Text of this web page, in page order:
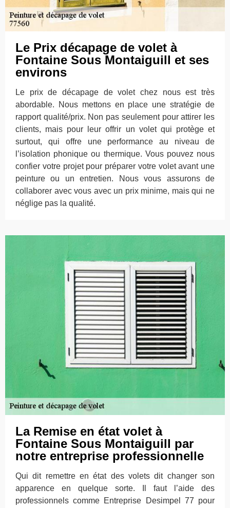
Le Prix décapage de volet à
Fontaine Sous Montaiguill et ses
environs
Le prix de décapage de volet chez nous est très
abordable. Nous mettons en place une stratégie de
rapport qualité/prix. Non pas seulement pour attirer les
clients, mais pour leur offrir un volet qui protège et
surtout, qui offre une performance au niveau de
l’isolation phonique ou thermique. Vous pouvez nous
confier votre projet pour préparer votre volet avant une
peinture ou un entretien. Nous vous assurons de
collaborer avec vous avec un prix minime, mais qui ne
néglige pas la qualité.
La Remise en état volet à
Fontaine Sous Montaiguill par
notre entreprise professionnelle
Qui dit remettre en état des volets dit changer son
apparence en quelque sorte. Il faut l’aide des
professionnels comme Entreprise Desimpel 77 pour